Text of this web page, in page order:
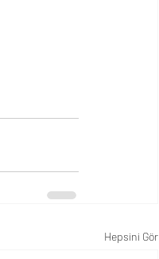
Hepsini Gör